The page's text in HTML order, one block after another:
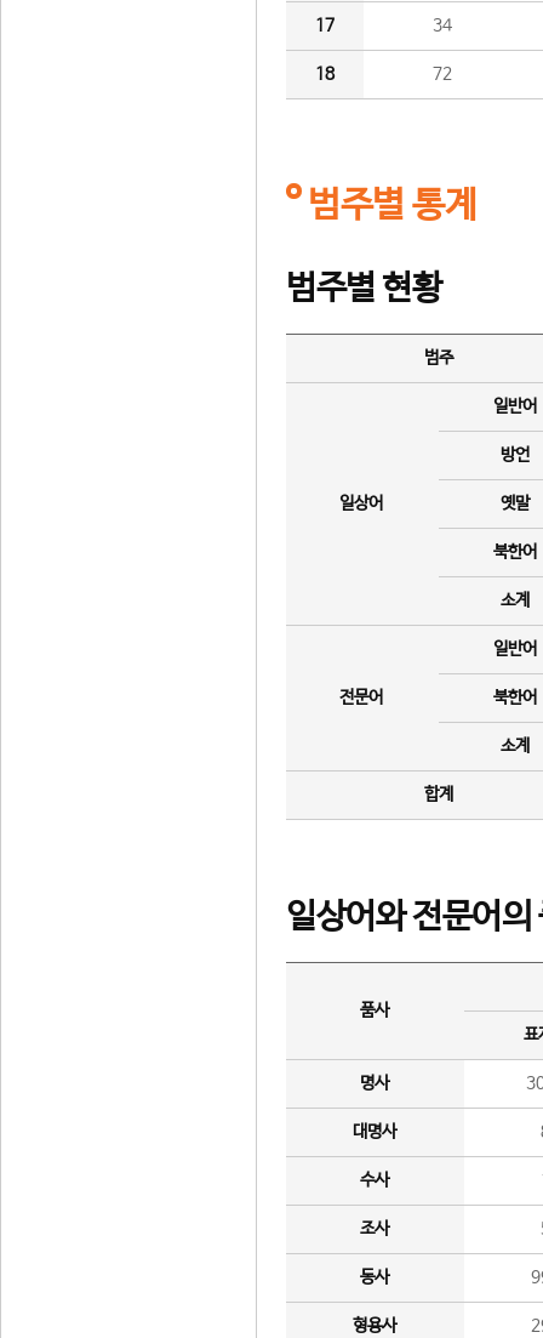
17 34
18 72
범주별 통계
범주별 현황
범주
일상어
일반어
방언
옛말
북한어
소계
전문어
일반어
북한어
소계
합계
일상어와 전문어의
품사
표
명사
대명사
수사
조사
동사
형용사